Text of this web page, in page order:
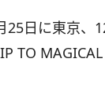
日に東京、
TO